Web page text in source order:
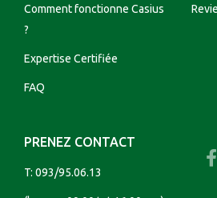
Comment fonctionne Casius
?
Expertise Certifiée
FAQ
PRENEZ CONTACT
T: 093/95.06.13